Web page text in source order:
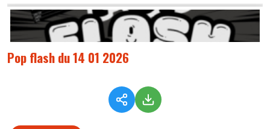
Pop flash du 14 01 2026